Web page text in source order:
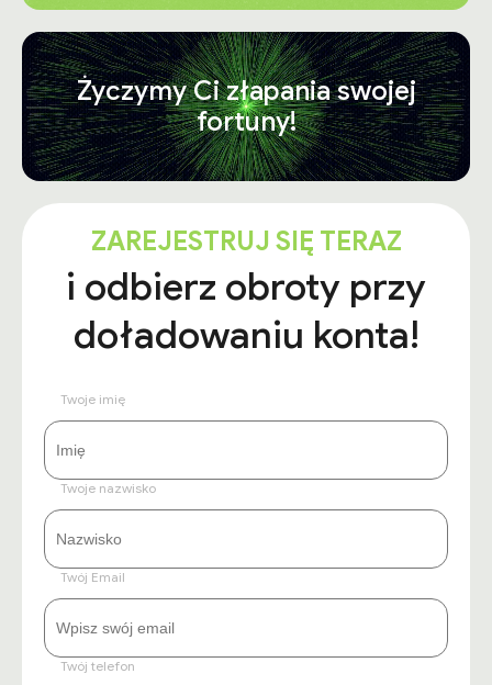
Życzymy Ci złapania swojej
fortuny!
ZAREJESTRUJ SIĘ TERAZ
i odbierz obroty przy
doładowaniu konta!
Twoje imię
Twoje nazwisko
Twój Email
Twój telefon